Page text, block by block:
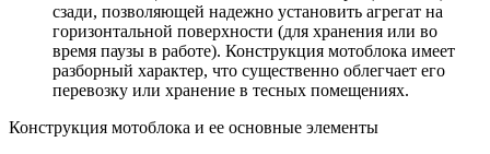
сзади, позволяющей надежно установить агрегат на
горизонтальной поверхности (для хранения или во
время паузы в работе). Конструкция мотоблока имеет
разборный характер, что существенно облегчает его
перевозку или хранение в тесных помещениях.
Конструкция мотоблока и ее основные элементы